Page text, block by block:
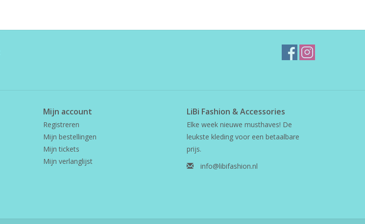
Mijn account
Registreren
Mijn bestellingen
Mijn tickets
Mijn verlanglijst
LiBi Fashion & Accessories
Elke week nieuwe musthaves! De
leukste kleding voor een betaalbare
prijs.
info@libifashion.nl